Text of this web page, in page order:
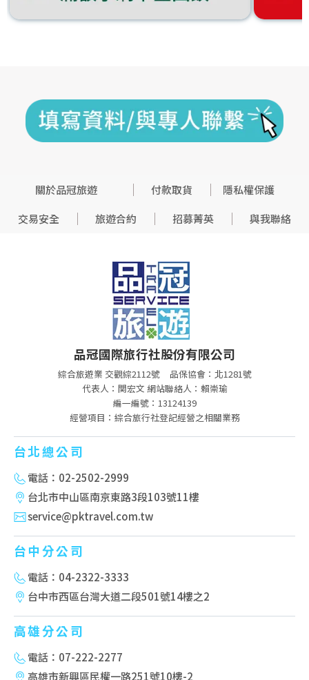
關於品冠旅遊 付款取貨
隱私權保護
交易安全
旅遊合約 招募菁英 與我聯絡
品冠國際旅行社股份有限公司
綜合旅遊業 交觀綜2112號
品保協會：北1281號
代表人：関宏文 網站聯絡人：賴崇瑜
編一編號：13124139
經營項目：綜合旅行社登記經營之相關業務
台北總公司
電話：02-2502-2999
台北市中山區南京東路3段103號11樓
service@pktravel.com.tw
台中分公司
電話：04-2322-3333
台中市西區台灣大道二段501號14樓之2
高雄分公司
電話：07-222-2277
高雄市新興區民權一路251號10樓-2